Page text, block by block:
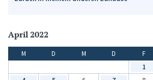
April 2022
M D M D F
1